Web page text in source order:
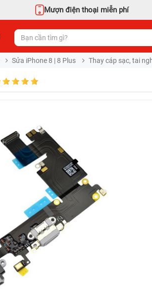
Mượn điện thoại miễn phí
Sửa iPhone 8 | 8 Plus Thay cáp sạc, tai